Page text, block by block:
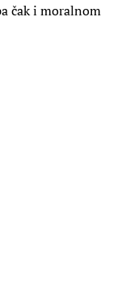
čak i moralnom